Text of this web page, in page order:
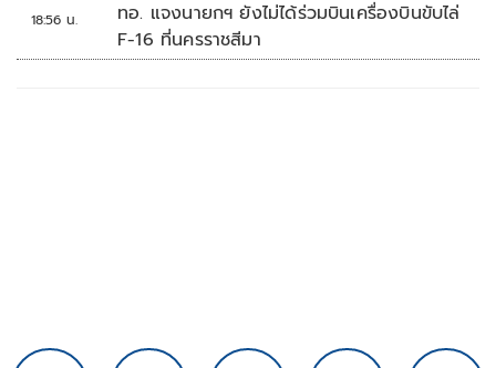
18:56 น.
ทอ. แจงนายกฯ ยังไม่ได้ร่วมบินเครื่องบินขับไล่
F-16 ที่นครราชสีมา